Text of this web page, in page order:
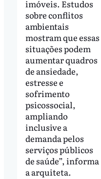
imóveis. Estudos
sobre conflitos
ambientais
mostram que essas
situações podem
aumentar quadros
de ansiedade,
estresse e
sofrimento
psicossocial,
ampliando
inclusive a
demanda pelos
serviços públicos
de saúde”, informa
a arquiteta.